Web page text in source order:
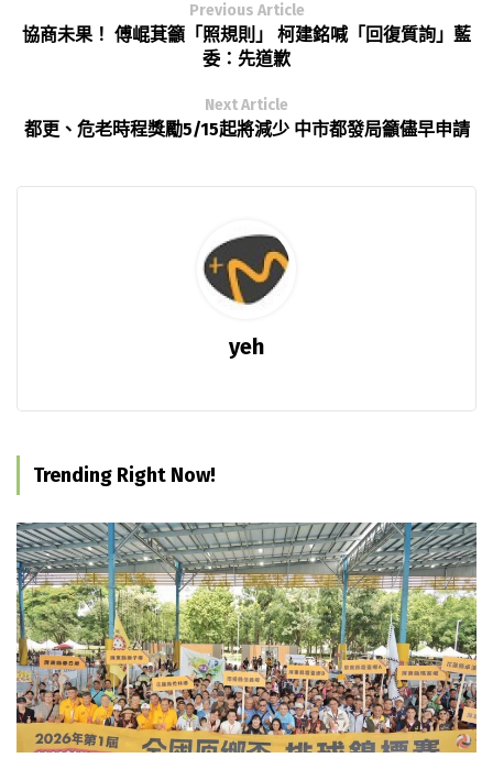
Previous Article
協商未果！ 傅崐萁籲「照規則」 柯建銘喊「回復質詢」藍
委：先道歉
Next Article
都更、危老時程獎勵5/15起將減少 中市都發局籲儘早申請
yeh
Trending Right Now!